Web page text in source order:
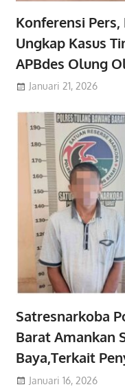
Konferensi
Ungkap Kasus
APBdes Olung
Januari 21, 2026
Satresnarkoba
Barat Amankan
Baya,Terkait
Januari 16, 2026